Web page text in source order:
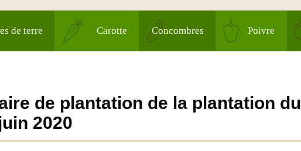
de terre Carotte Concombres Poivre
de plantation de la plantation du
2020